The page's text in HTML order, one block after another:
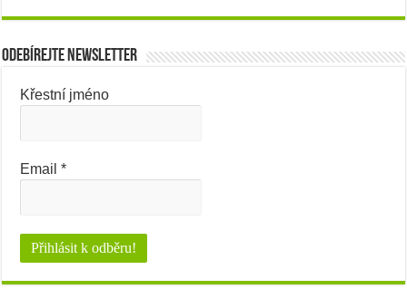
Odebírejte newsletter
Křestní jméno
Email*